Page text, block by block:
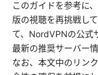
このガイドを参考に
版の視聴を再挑戦し
て、NordVPNの公式
最新の推奨サーバー
なお、本文中のリン